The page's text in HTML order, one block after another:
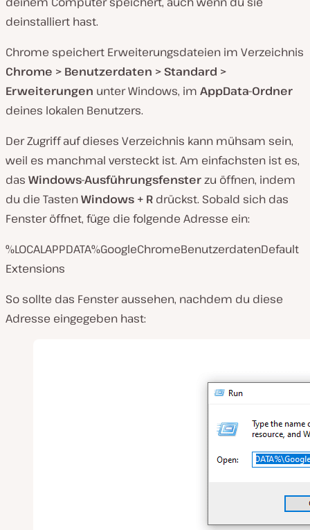
deinstalliert hast.
Chrome speichert Erweiterungsdateien im Verzeichnis
Chrome > Benutzerdaten > Standard >
Erweiterungen unter Windows, im AppData-Ordner
deines lokalen Benutzers.
Der Zugriff auf dieses Verzeichnis kann mühsam sein,
weil es manchmal versteckt ist. Am einfachsten ist es,
das Windows-Ausführungsfensterzu öffnen, indem
du die TastenWindows + R drückst. Sobald sich das
Fenster öffnet, füge die folgende Adresse ein:
%LOCALAPPDATA%GoogleChromeBenutzerdatenDefault
Extensions
So sollte das Fenster aussehen, nachdem du diese
Adresse eingegeben hast: